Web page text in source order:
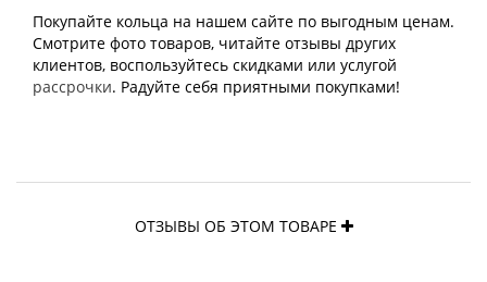
Покупайте кольца на нашем сайте по выгодным ценам.
Смотрите фото товаров, читайте отзывы других
клиентов, воспользуйтесь скидками или услугой
рассрочки. Радуйте себя приятными покупками!
ОТЗЫВЫ ОБ ЭТОМ ТОВАРЕ